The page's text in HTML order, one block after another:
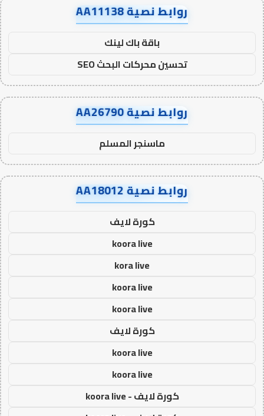
روابط نصية AA11138
باقة باك لينك
تحسين محركات البحث SEO
روابط نصية AA26790
ماسنجر المسلم
روابط نصية AA18012
كورة لايف
koora live
kora live
koora live
koora live
كورة لايف
koora live
koora live
كورة لايف - koora live